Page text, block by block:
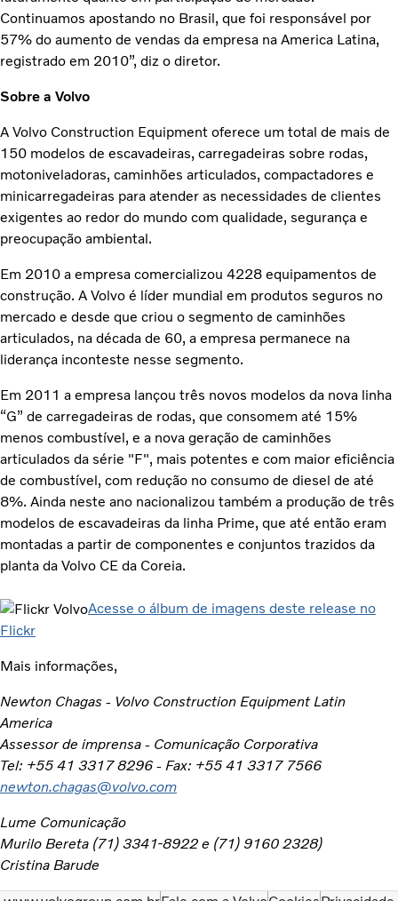
Continuamos apostando no Brasil, que foi responsável por
57% do aumento de vendas da empresa na America Latina,
registrado em 2010”, diz o diretor.
Sobre a Volvo
A Volvo Construction Equipment oferece um total de mais de
150 modelos de escavadeiras, carregadeiras sobre rodas,
motoniveladoras, caminhões articulados, compactadores e
minicarregadeiras para atender as necessidades de clientes
exigentes ao redor do mundo com qualidade, segurança e
preocupação ambiental.
Em 2010 a empresa comercializou 4228 equipamentos de
construção. A Volvo é líder mundial em produtos seguros no
mercado e desde que criou o segmento de caminhões
articulados, na década de 60, a empresa permanece na
liderança inconteste nesse segmento.
Em 2011 a empresa lançou três novos modelos da nova linha
“G” de carregadeiras de rodas, que consomem até 15%
menos combustível, e a nova geração de caminhões
articulados da série "F", mais potentes e com maior eficiência
de combustível, com redução no consumo de diesel de até
8%. Ainda neste ano nacionalizou também a produção de três
modelos de escavadeiras da linha Prime, que até então eram
montadas a partir de componentes e conjuntos trazidos da
planta da Volvo CE da Coreia.
Acesse o álbum de imagens deste release no
Flickr
Mais informações,
Newton Chagas - Volvo Construction Equipment Latin
America
Assessor de imprensa - Comunicação Corporativa
Tel: +55 41 3317 8296 - Fax: +55 41 3317 7566
newton.chagas@volvo.com
Lume Comunicação
Murilo Bereta (71) 3341-8922 e (71) 9160 2328)
Cristina Barude